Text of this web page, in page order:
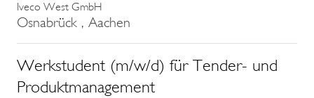
Iveco West GmbH
Osnabrück , Aachen
Werkstudent (m/w/d) für Tender- und
Produktmanagement